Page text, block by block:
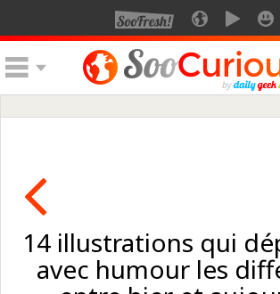
14 illustrations qui
avec humour les